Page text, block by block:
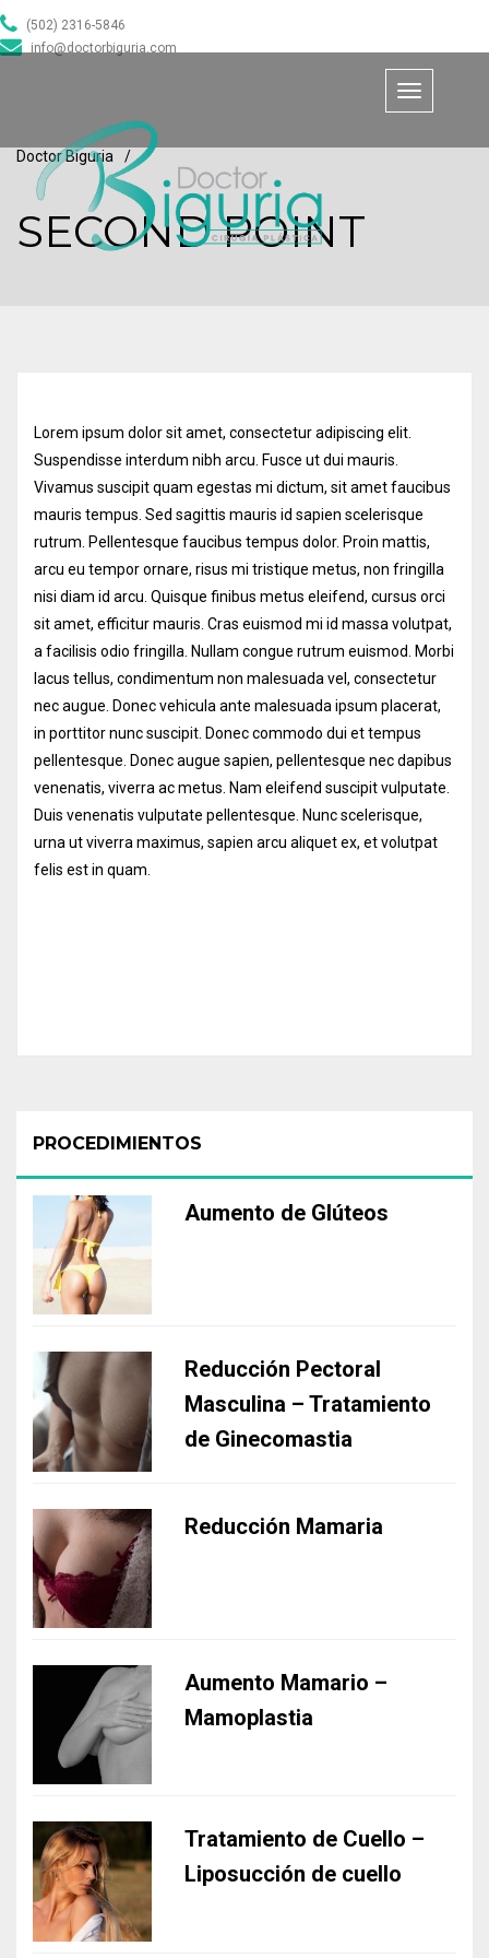
(502) 2316-5846
info@doctorbiguria.com
Toggle
Doctor Biguria
/
SECOND POINT
Lorem ipsum dolor sit amet, consectetur adipiscing elit.
Suspendisse interdum nibh arcu. Fusce ut dui mauris.
Vivamus suscipit quam egestas mi dictum, sit amet faucibus
mauris tempus. Sed sagittis mauris id sapien scelerisque
rutrum. Pellentesque faucibus tempus dolor. Proin mattis,
arcu eu tempor ornare, risus mi tristique metus, non fringilla
nisi diam id arcu. Quisque finibus metus eleifend, cursus orci
sit amet, efficitur mauris. Cras euismod mi id massa volutpat,
a facilisis odio fringilla. Nullam congue rutrum euismod. Morbi
lacus tellus, condimentum non malesuada vel, consectetur
nec augue. Donec vehicula ante malesuada ipsum placerat,
in porttitor nunc suscipit. Donec commodo dui et tempus
pellentesque. Donec augue sapien, pellentesque nec dapibus
venenatis, viverra ac metus. Nam eleifend suscipit vulputate.
Duis venenatis vulputate pellentesque. Nunc scelerisque,
urna ut viverra maximus, sapien arcu aliquet ex, et volutpat
felis est in quam.
PROCEDIMIENTOS
Aumento de Glúteos
Reducción Pectoral
Masculina – Tratamiento
de Ginecomastia
Reducción Mamaria
Aumento Mamario –
Mamoplastia
Tratamiento de Cuello –
Liposucción de cuello